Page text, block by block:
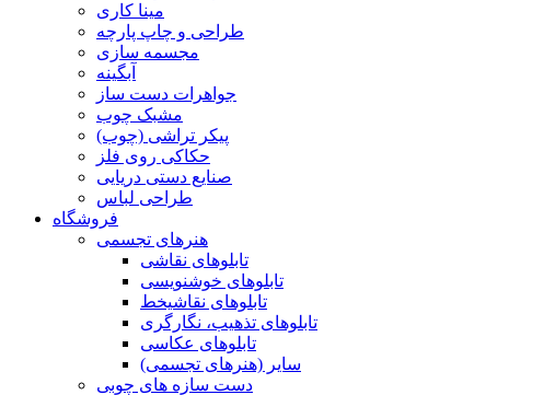
مینا کاری
طراحی و چاپ پارچه
مجسمه سازی
آبگینه
جواهرات دست ساز
مشبک چوب
پیکر تراشی (چوب)
حکاکی روی فلز
صنایع دستی دریایی
طراحی لباس
فروشگاه
هنرهای تجسمی
تابلوهای نقاشی
تابلوهای خوشنویسی
تابلوهای نقاشیخط
تابلوهای تذهیب، نگارگری
تابلوهای عکاسی
سایر (هنرهای تجسمی)
دست سازه های چوبی